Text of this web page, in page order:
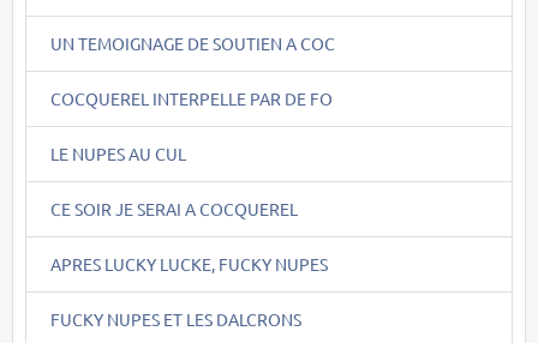
UN TEMOIGNAGE DE SOUTIEN A COC
COCQUEREL INTERPELLE PAR DE FO
LE NUPES AU CUL
CE SOIR JE SERAI A COCQUEREL
APRES LUCKY LUCKE, FUCKY NUPES
FUCKY NUPES ET LES DALCRONS